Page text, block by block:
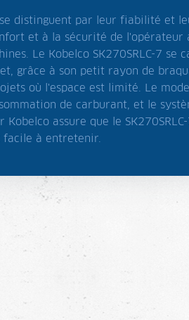
se distinguent par leur fiabilité et
et à la sécurité de l'opérateur
Le Kobelco SK270SRLC-7 se
grâce à son petit rayon de
où l'espace est limité. Le
de carburant, et le
assure que le
facile à entretenir.